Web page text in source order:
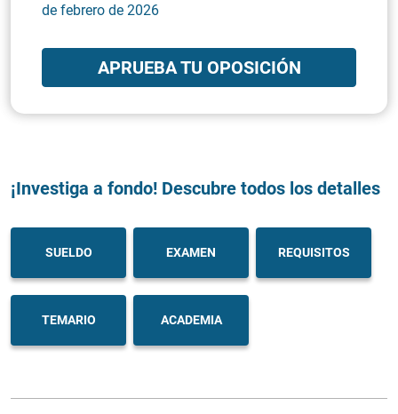
de febrero de 2026
APRUEBA TU OPOSICIÓN
¡Investiga a fondo! Descubre todos los detalles
SUELDO EXAMEN REQUISITOS
TEMARIO ACADEMIA